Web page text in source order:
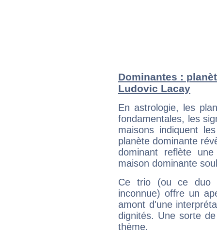
Dominantes :
Ludovic Lacay
En astrologie, les
fondamentales, les
maisons indiquent
planète dominante
dominant reflète
maison dominante
Ce trio (ou ce duo
inconnue) offre un
amont d'une
dignités. Une sorte
thème.